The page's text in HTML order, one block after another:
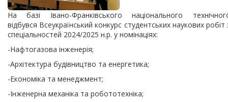
На базі Івано-Франківського національного
відбувся Всеукраїнський конкурс студентських наукових робіт
спеціальностей 2024/2025 н.р. у номінаціях:
-Нафтогазова інженерія;
-Архітектура будівництво та енергетика;
-Економіка та менеджмент;
-Інженерна механіка та робототехніка;